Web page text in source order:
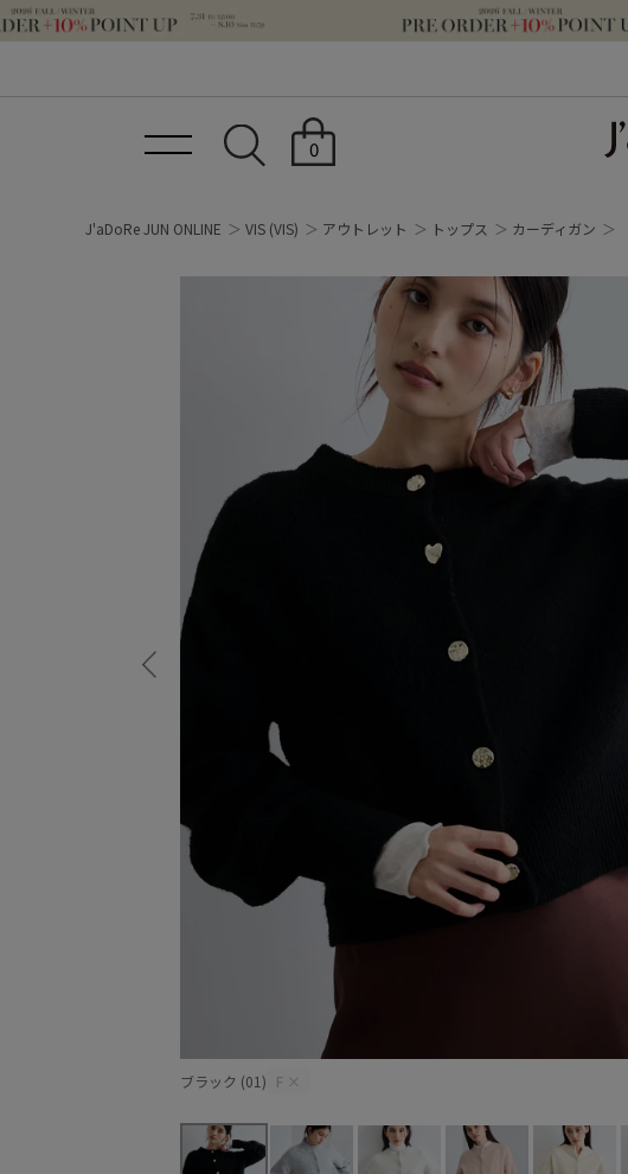
0
J'aDoRe JUN ONLINE VIS (VIS) アウトレット トップス カーディガン
ブラック (01) F ×